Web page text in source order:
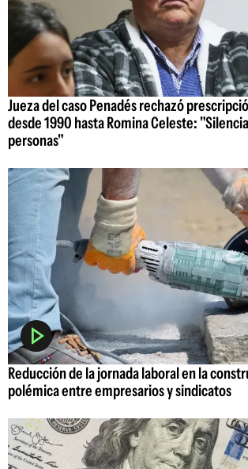
Jueza del caso Penadés rechazó
desde 1990 hasta Romina Celeste:
personas"
Reducción de la jornada laboral en la
polémica entre empresarios y sindicatos